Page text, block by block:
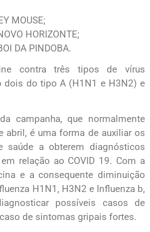
MOUSE;
HORIZONTE;
DA PINDOBA.
contra três tipos de vírus
dois do tipo A (H1N1 e H3N2) e
campanha, que normalmente
abril, é uma forma de auxiliar os
saúde a obterem diagnósticos
relação ao COVID 19. Com a
e a consequente diminuição
H1N1, H3N2 e Influenza b,
possíveis casos de
de sintomas gripais fortes.